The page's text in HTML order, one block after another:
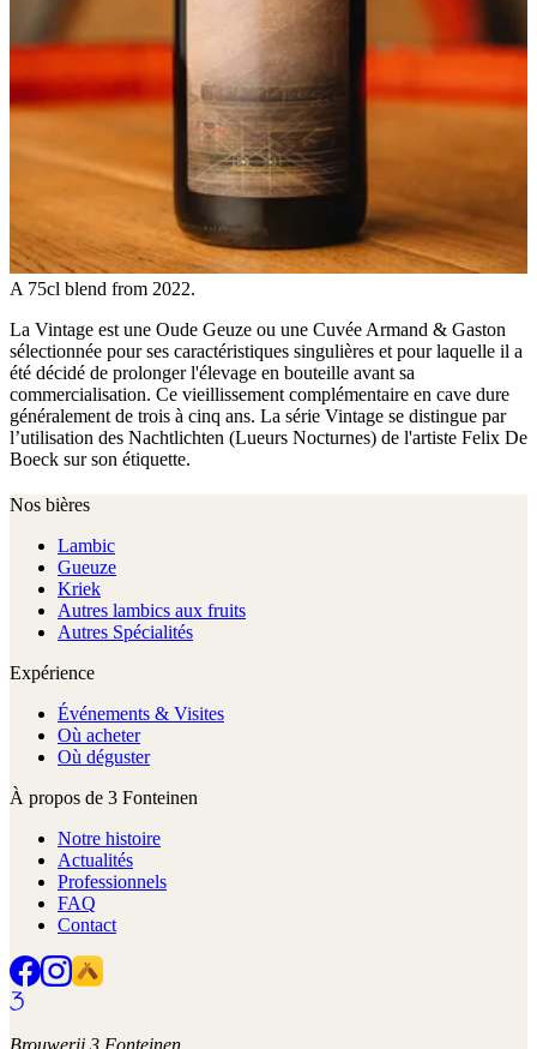
A 75cl blend from 2022.
La Vintage est une Oude Geuze ou une Cuvée Armand & Gaston
sélectionnée pour ses caractéristiques singulières et pour laquelle il a
été décidé de prolonger l'élevage en bouteille avant sa
commercialisation. Ce vieillissement complémentaire en cave dure
généralement de trois à cinq ans. La série Vintage se distingue par
l’utilisation des Nachtlichten (Lueurs Nocturnes) de l'artiste Felix De
Boeck sur son étiquette.
Nos bières
Lambic
Gueuze
Kriek
Autres lambics aux fruits
Autres Spécialités
Expérience
Événements & Visites
Où acheter
Où déguster
À propos de 3 Fonteinen
Notre histoire
Actualités
Professionnels
FAQ
Contact
Brouwerij 3 Fonteinen